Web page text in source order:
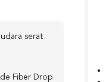
serat
Fiber Drop